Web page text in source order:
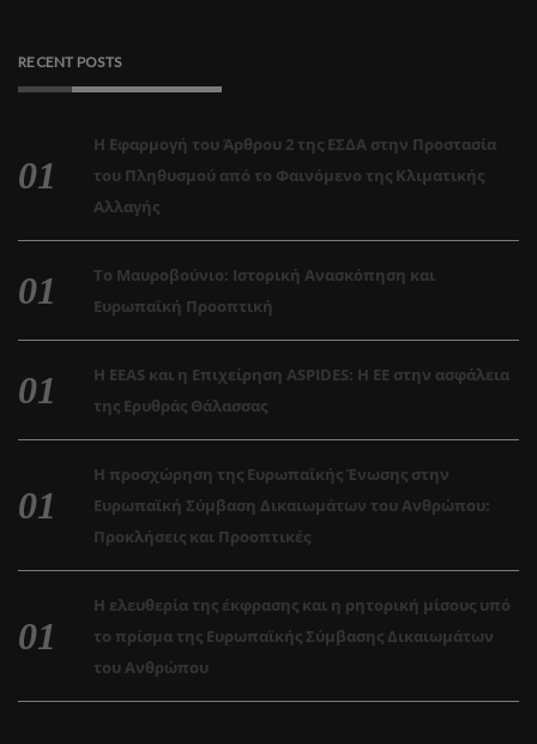
RECENT POSTS
Η Εφαρμογή του Άρθρου 2 της ΕΣΔΑ στην Προστασία
του Πληθυσμού από το Φαινόμενο της Κλιματικής
Αλλαγής
Το Μαυροβούνιο: Ιστορική Ανασκόπηση και
Ευρωπαϊκή Προοπτική
Η EEAS και η Επιχείρηση ASPIDES: Η ΕΕ στην ασφάλεια
της Ερυθράς Θάλασσας
Η προσχώρηση της Ευρωπαϊκής Ένωσης στην
Ευρωπαϊκή Σύμβαση Δικαιωμάτων του Ανθρώπου:
Προκλήσεις και Προοπτικές
Η ελευθερία της έκφρασης και η ρητορική μίσους υπό
το πρίσμα της Ευρωπαϊκής Σύμβασης Δικαιωμάτων
του Ανθρώπου